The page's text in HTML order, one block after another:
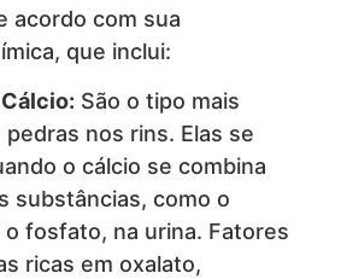
acordo com sua
que inclui:
São o tipo mais
pedras nos rins. Elas se
o cálcio se combina
substâncias, como o
o fosfato, na urina. Fatores
ricas em oxalato,